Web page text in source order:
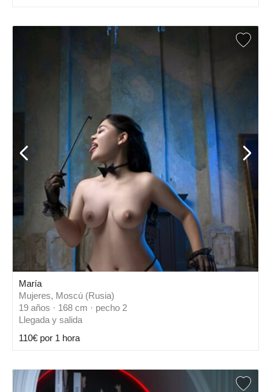
María
Mujeres, Moscú (Rusia)
19 años · 168 cm · pecho 2
Llegada y salida
110€ por 1 hora